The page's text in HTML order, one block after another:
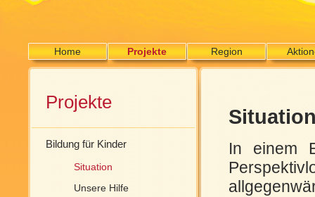
Home Projekte Region
Projekte
Bildung für Kinder
Situation
Unsere Hilfe
In einem